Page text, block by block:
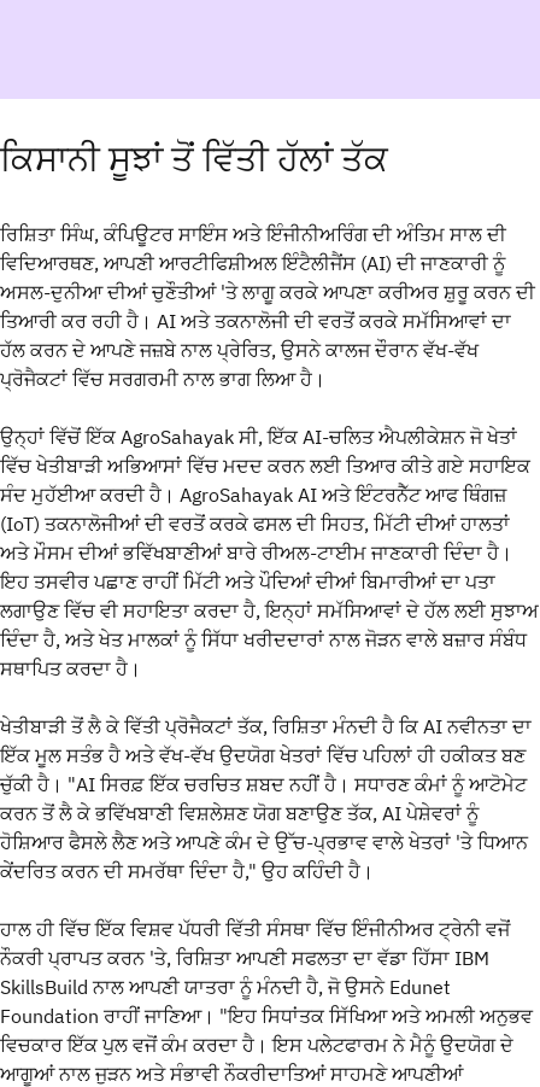
ਕਿਸਾਨੀ ਸੂਝਾਂ ਤੋਂ ਵਿੱਤੀ ਹੱਲਾਂ ਤੱਕ
ਰਿਸ਼ਿਤਾ ਸਿੰਘ, ਕੰਪਿਊਟਰ ਸਾਇੰਸ ਅਤੇ ਇੰਜੀਨੀਅਰਿੰਗ ਦੀ ਅੰਤਿਮ ਸਾਲ ਦੀ
ਵਿਦਿਆਰਥਣ, ਆਪਣੀ ਆਰਟੀਫਿਸ਼ੀਅਲ ਇੰਟੈਲੀਜੈਂਸ (AI) ਦੀ ਜਾਣਕਾਰੀ ਨੂੰ
ਅਸਲ-ਦੁਨੀਆ ਦੀਆਂ ਚੁਣੌਤੀਆਂ 'ਤੇ ਲਾਗੂ ਕਰਕੇ ਆਪਣਾ ਕਰੀਅਰ ਸ਼ੁਰੂ ਕਰਨ ਦੀ
ਤਿਆਰੀ ਕਰ ਰਹੀ ਹੈ। AI ਅਤੇ ਤਕਨਾਲੋਜੀ ਦੀ ਵਰਤੋਂ ਕਰਕੇ ਸਮੱਸਿਆਵਾਂ ਦਾ
ਹੱਲ ਕਰਨ ਦੇ ਆਪਣੇ ਜਜ਼ਬੇ ਨਾਲ ਪ੍ਰੇਰਿਤ, ਉਸਨੇ ਕਾਲਜ ਦੌਰਾਨ ਵੱਖ-ਵੱਖ
ਪ੍ਰੋਜੈਕਟਾਂ ਵਿੱਚ ਸਰਗਰਮੀ ਨਾਲ ਭਾਗ ਲਿਆ ਹੈ।
ਉਨ੍ਹਾਂ ਵਿੱਚੋਂ ਇੱਕ AgroSahayak ਸੀ, ਇੱਕ AI-ਚਲਿਤ ਐਪਲੀਕੇਸ਼ਨ ਜੋ ਖੇਤਾਂ
ਵਿੱਚ ਖੇਤੀਬਾੜੀ ਅਭਿਆਸਾਂ ਵਿੱਚ ਮਦਦ ਕਰਨ ਲਈ ਤਿਆਰ ਕੀਤੇ ਗਏ ਸਹਾਇਕ
ਸੰਦ ਮੁਹੱਈਆ ਕਰਦੀ ਹੈ। AgroSahayak AI ਅਤੇ ਇੰਟਰਨੈੱਟ ਆਫ ਥਿੰਗਜ਼
(IoT) ਤਕਨਾਲੋਜੀਆਂ ਦੀ ਵਰਤੋਂ ਕਰਕੇ ਫਸਲ ਦੀ ਸਿਹਤ, ਮਿੱਟੀ ਦੀਆਂ ਹਾਲਤਾਂ
ਅਤੇ ਮੌਸਮ ਦੀਆਂ ਭਵਿੱਖਬਾਣੀਆਂ ਬਾਰੇ ਰੀਅਲ-ਟਾਈਮ ਜਾਣਕਾਰੀ ਦਿੰਦਾ ਹੈ।
ਇਹ ਤਸਵੀਰ ਪਛਾਣ ਰਾਹੀਂ ਮਿੱਟੀ ਅਤੇ ਪੌਦਿਆਂ ਦੀਆਂ ਬਿਮਾਰੀਆਂ ਦਾ ਪਤਾ
ਲਗਾਉਣ ਵਿੱਚ ਵੀ ਸਹਾਇਤਾ ਕਰਦਾ ਹੈ, ਇਨ੍ਹਾਂ ਸਮੱਸਿਆਵਾਂ ਦੇ ਹੱਲ ਲਈ ਸੁਝਾਅ
ਦਿੰਦਾ ਹੈ, ਅਤੇ ਖੇਤ ਮਾਲਕਾਂ ਨੂੰ ਸਿੱਧਾ ਖਰੀਦਦਾਰਾਂ ਨਾਲ ਜੋੜਨ ਵਾਲੇ ਬਜ਼ਾਰ ਸੰਬੰਧ
ਸਥਾਪਿਤ ਕਰਦਾ ਹੈ।
ਖੇਤੀਬਾੜੀ ਤੋਂ ਲੈ ਕੇ ਵਿੱਤੀ ਪ੍ਰੋਜੈਕਟਾਂ ਤੱਕ, ਰਿਸ਼ਿਤਾ ਮੰਨਦੀ ਹੈ ਕਿ AI ਨਵੀਨਤਾ ਦਾ
ਇੱਕ ਮੂਲ ਸਤੰਭ ਹੈ ਅਤੇ ਵੱਖ-ਵੱਖ ਉਦਯੋਗ ਖੇਤਰਾਂ ਵਿੱਚ ਪਹਿਲਾਂ ਹੀ ਹਕੀਕਤ ਬਣ
ਚੁੱਕੀ ਹੈ। "AI ਸਿਰਫ਼ ਇੱਕ ਚਰਚਿਤ ਸ਼ਬਦ ਨਹੀਂ ਹੈ। ਸਧਾਰਣ ਕੰਮਾਂ ਨੂੰ ਆਟੋਮੇਟ
ਕਰਨ ਤੋਂ ਲੈ ਕੇ ਭਵਿੱਖਬਾਣੀ ਵਿਸ਼ਲੇਸ਼ਣ ਯੋਗ ਬਣਾਉਣ ਤੱਕ, AI ਪੇਸ਼ੇਵਰਾਂ ਨੂੰ
ਹੋਸ਼ਿਆਰ ਫੈਸਲੇ ਲੈਣ ਅਤੇ ਆਪਣੇ ਕੰਮ ਦੇ ਉੱਚ-ਪ੍ਰਭਾਵ ਵਾਲੇ ਖੇਤਰਾਂ 'ਤੇ ਧਿਆਨ
ਕੇਂਦਰਿਤ ਕਰਨ ਦੀ ਸਮਰੱਥਾ ਦਿੰਦਾ ਹੈ," ਉਹ ਕਹਿੰਦੀ ਹੈ।
ਹਾਲ ਹੀ ਵਿੱਚ ਇੱਕ ਵਿਸ਼ਵ ਪੱਧਰੀ ਵਿੱਤੀ ਸੰਸਥਾ ਵਿੱਚ ਇੰਜੀਨੀਅਰ ਟ੍ਰੇਨੀ ਵਜੋਂ
ਨੌਕਰੀ ਪ੍ਰਾਪਤ ਕਰਨ 'ਤੇ, ਰਿਸ਼ਿਤਾ ਆਪਣੀ ਸਫਲਤਾ ਦਾ ਵੱਡਾ ਹਿੱਸਾ IBM
SkillsBuild ਨਾਲ ਆਪਣੀ ਯਾਤਰਾ ਨੂੰ ਮੰਨਦੀ ਹੈ, ਜੋ ਉਸਨੇ Edunet
Foundation ਰਾਹੀਂ ਜਾਣਿਆ। "ਇਹ ਸਿਧਾਂਤਕ ਸਿੱਖਿਆ ਅਤੇ ਅਮਲੀ ਅਨੁਭਵ
ਵਿਚਕਾਰ ਇੱਕ ਪੁਲ ਵਜੋਂ ਕੰਮ ਕਰਦਾ ਹੈ। ਇਸ ਪਲੇਟਫਾਰਮ ਨੇ ਮੈਨੂੰ ਉਦਯੋਗ ਦੇ
ਆਗੂਆਂ ਨਾਲ ਜੁੜਨ ਅਤੇ ਸੰਭਾਵੀ ਨੌਕਰੀਦਾਤਿਆਂ ਸਾਹਮਣੇ ਆਪਣੀਆਂ